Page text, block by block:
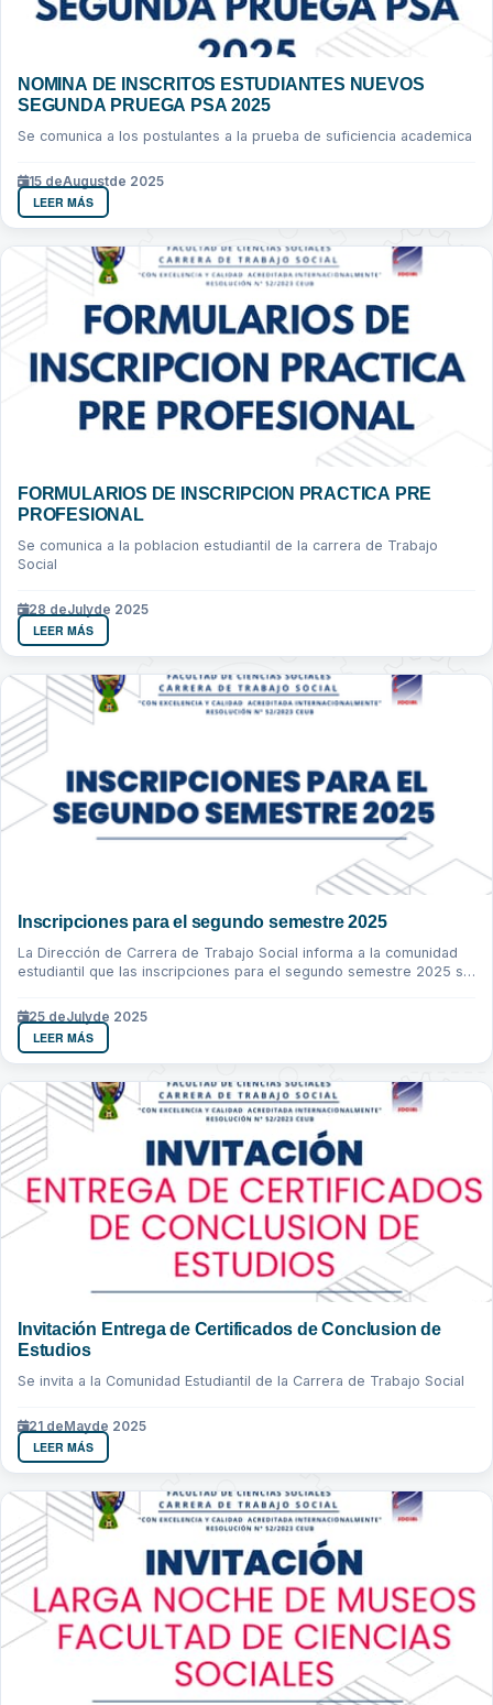
NOMINA DE INSCRITOS ESTUDIANTES NUEVOS
SEGUNDA PRUEGA PSA 2025
Se comunica a los postulantes a la prueba de suficiencia academica
15 deAugustde 2025
LEER MÁS
FORMULARIOS DE INSCRIPCION PRACTICA PRE
PROFESIONAL
Se comunica a la poblacion estudiantil de la carrera de Trabajo
Social
28 deJulyde 2025
LEER MÁS
Inscripciones para el segundo semestre 2025
La Dirección de Carrera de Trabajo Social informa a la comunidad
estudiantil que las inscripciones para el segundo semestre 2025 se
25 deJulyde 2025
LEER MÁS
Invitación Entrega de Certificados de Conclusion de
Estudios
Se invita a la Comunidad Estudiantil de la Carrera de Trabajo Social
21 deMayde 2025
LEER MÁS